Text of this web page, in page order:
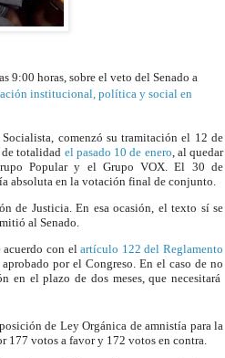
9:00 horas, sobre el veto del Senado a
institucional, política y social en
comenzó su tramitación el 12 de
de totalidad el pasado 10 de enero, al quedar
Popular y el Grupo VOX. El 30 de
absoluta en la votación final de conjunto.
de Justicia. En esa ocasión, el texto sí se
al Senado.
acuerdo con elartículo 122 del Reglamento
por el Congreso. En el caso de no
en el plazo de dos meses, que necesitará
de Ley Orgánica de amnistía para la
votos a favor y 172 votos en contra.